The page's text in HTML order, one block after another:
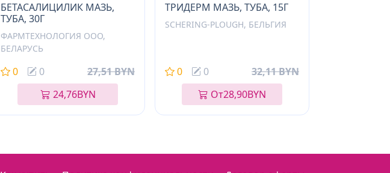
БЕТАСАЛИЦИЛИК МАЗЬ,
ТУБА, 30Г
ФАРМТЕХНОЛОГИЯ ООО,
БЕЛАРУСЬ
0 0
27,51 BYN
24,76BYN
ТРИДЕРМ МАЗЬ, ТУБА, 15Г
SCHERING-PLOUGH, БЕЛЬГИЯ
0 0
32,11 BYN
От28,90BYN